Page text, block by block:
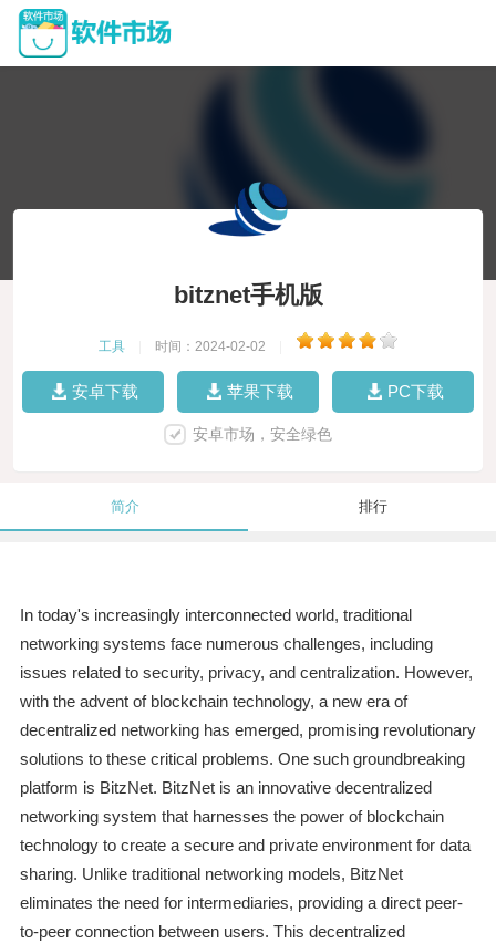
bitznet手机版
工具 时间：2024-02-02
安卓下载 苹果下载 PC下载
安卓市场，安全绿色
简介 排行
In today's increasingly interconnected world, traditional
networking systems face numerous challenges, including
issues related to security, privacy, and centralization. However,
with the advent of blockchain technology, a new era of
decentralized networking has emerged, promising revolutionary
solutions to these critical problems. One such groundbreaking
platform is BitzNet. BitzNet is an innovative decentralized
networking system that harnesses the power of blockchain
technology to create a secure and private environment for data
sharing. Unlike traditional networking models, BitzNet
eliminates the need for intermediaries, providing a direct peer-
to-peer connection between users. This decentralized